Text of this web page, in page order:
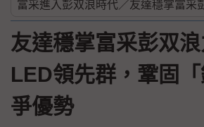
友達穩掌富采彭双
LED領先群，鞏固
爭優勢